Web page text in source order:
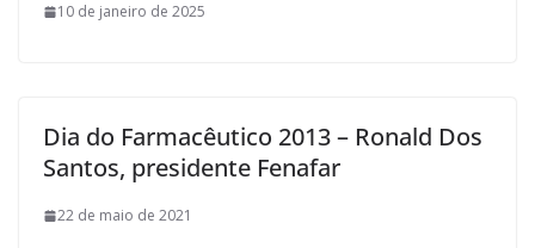
10 de janeiro de 2025
Dia do Farmacêutico 2013 – Ronald Dos
Santos, presidente Fenafar
22 de maio de 2021